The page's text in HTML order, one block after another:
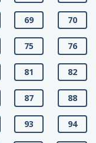
69 70
75 76
81 82
87 88
93 94